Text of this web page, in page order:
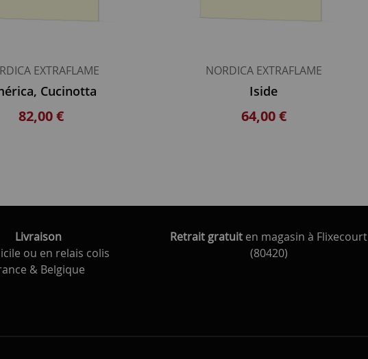
EXTRAFLAME
Cucinotta
82,00 €
NORDICA EXTRAFLAME
Iside
64,00 €
Livraison
ou en relais colis
& Belgique
Retrait gratuit en magasin à Flixecourt
(80420)